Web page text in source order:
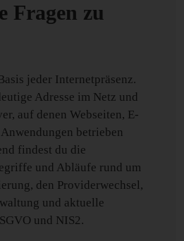
Fragen zu
jeder Internetpräsenz.
Adresse im Netz und
auf denen Webseiten, E-
betrieben
findest du die
und Abläufe rund um
den Providerwechsel,
und aktuelle
und NIS2.